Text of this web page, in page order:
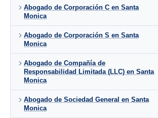
Abogado de Corporación C en Santa
Monica
Abogado de Corporación S en Santa
Monica
Abogado de Compañía de
Responsabilidad Limitada (LLC) en Santa
Monica
Abogado de Sociedad General en Santa
Monica